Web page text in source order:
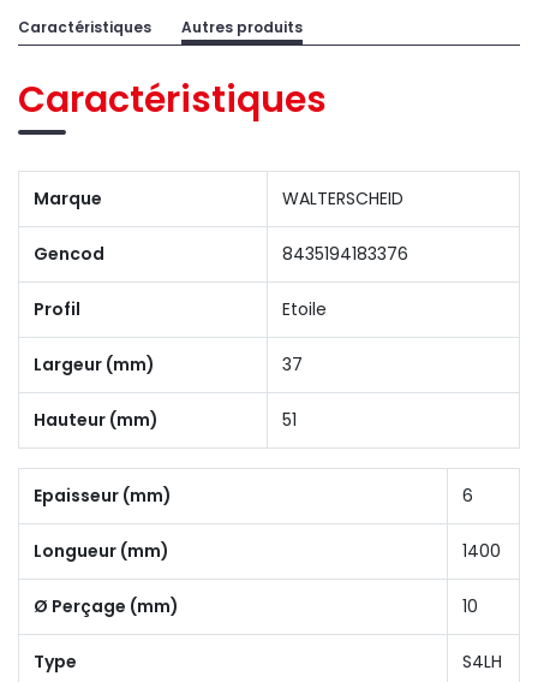
Caractéristiques Autres produits
Caractéristiques
Marque WALTERSCHEID
Gencod 8435194183376
Profil Etoile
Largeur (mm) 37
Hauteur (mm) 51
Epaisseur (mm) 6
Longueur (mm) 1400
Ø Perçage (mm) 10
Type S4LH